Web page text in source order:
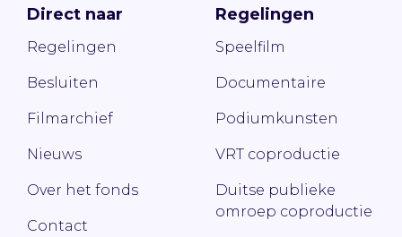
Direct naar
Regelingen
Besluiten
Filmarchief
Nieuws
Over het fonds
Contact
Regelingen
Speelfilm
Documentaire
Podiumkunsten
VRT coproductie
Duitse publieke
omroep coproductie